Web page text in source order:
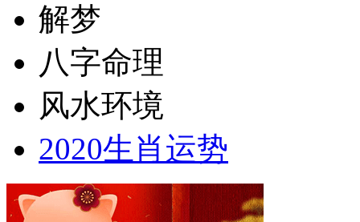
解梦
八字命理
风水环境
2020生肖运势